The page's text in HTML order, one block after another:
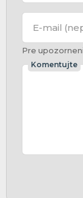
E-mail
Pre
Komentujte